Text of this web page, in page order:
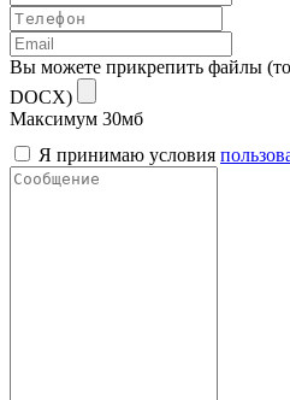
Вы можете прикрепить файлы
DOCX)
Максимум 30мб
Я принимаю условия